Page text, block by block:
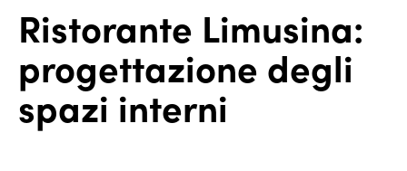
Ristorante Limusina:
progettazione degli
spazi interni